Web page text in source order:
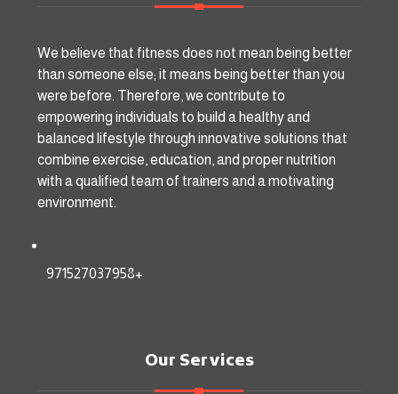
We believe that fitness does not mean being better
than someone else; it means being better than you
were before. Therefore, we contribute to
empowering individuals to build a healthy and
balanced lifestyle through innovative solutions that
combine exercise, education, and proper nutrition
with a qualified team of trainers and a motivating
environment.
971527037958+
Our Services